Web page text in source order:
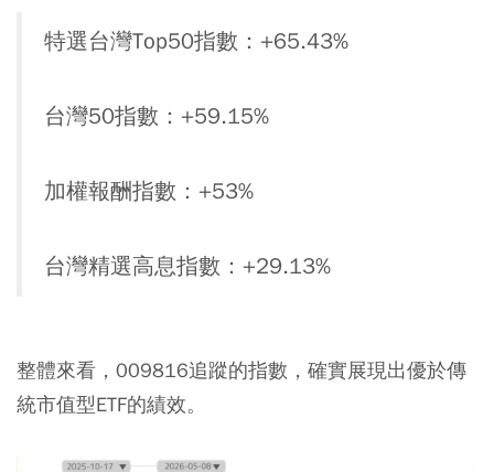
特選台灣Top50指數：+65.43%
台灣50指數：+59.15%
加權報酬指數：+53%
台灣精選高息指數：+29.13%
整體來看，009816追蹤的指數，確實展現出優於傳
統市值型ETF的績效。